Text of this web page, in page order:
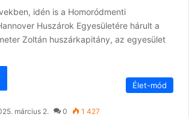
idén is a Homoródmenti
Huszárok Egyesületére hárult a
Zoltán huszárkapitány, az egyesület
Élet-mód
március 2. 0 1 427